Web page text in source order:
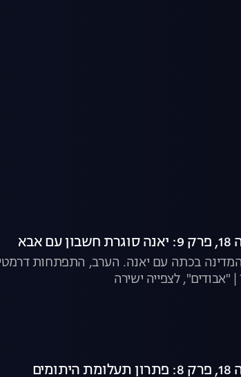
בכתה עם יאנה. הערב, התפתחות
| "אבודים", לצפייה ישירה